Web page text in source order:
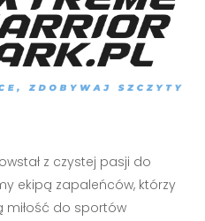
z czystej pasji do
ekipą zapaleńców, którzy
miłość do sportów